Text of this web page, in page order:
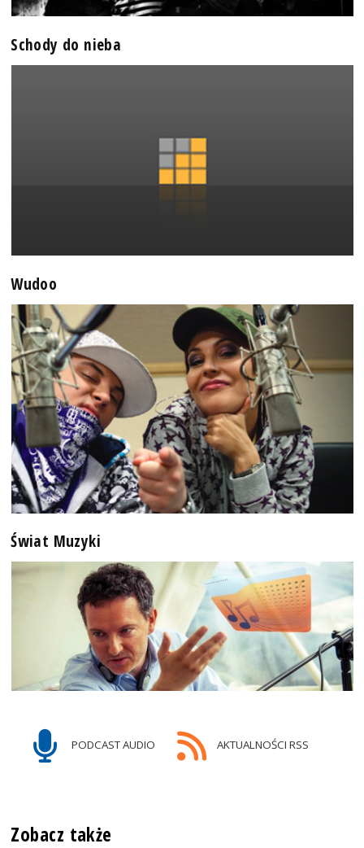
Schody do nieba
Wudoo
Świat Muzyki
PODCAST AUDIO AKTUALNOŚCI RSS
Zobacz także